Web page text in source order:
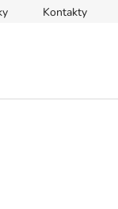
Kontakty